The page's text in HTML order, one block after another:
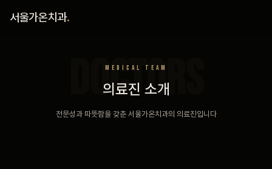
서울가온치과.
커뮤니티
DOCTORS
MEDICAL TEAM
의료진 소개
전문성과 따뜻함을 갖춘 서울가온치과의 의료진입니다